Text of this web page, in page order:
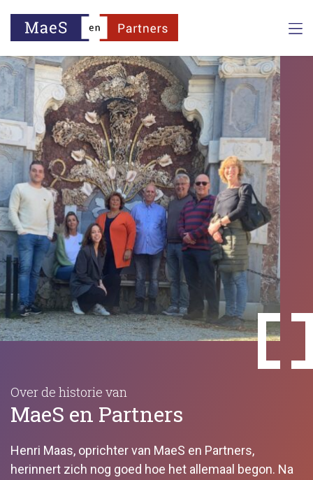
Over de historie van
MaeS en Partners
Henri Maas, oprichter van MaeS en Partners,
herinnert zich nog goed hoe het allemaal begon. Na